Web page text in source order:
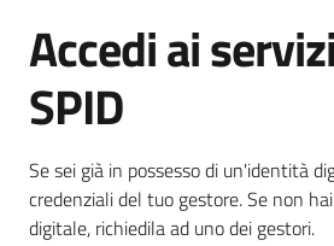
Accedi ai
SPID
Se sei già in possesso di un'identità
credenziali del tuo gestore. Se non
digitale, richiedila ad uno dei gestori.